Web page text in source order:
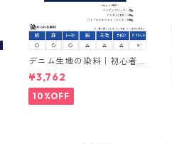
デニム生地の染料｜初心者
向けセット販売20g｜イン
ディゴ｜インジゴ｜indigo
｜化学藍
¥3,762
10%OFF